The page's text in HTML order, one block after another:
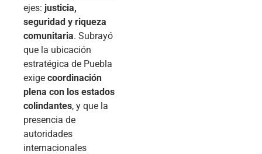
ejes: justicia,
seguridad y riqueza
comunitaria. Subrayó
que la ubicación
estratégica de Puebla
exige coordinación
plena con los estados
colindantes, y que la
presencia de
autoridades
internacionales